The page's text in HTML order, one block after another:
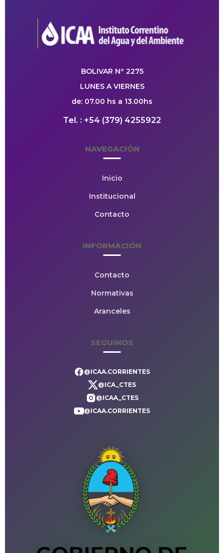
BOLIVAR Nº 2275
LUNES A VIERNES
de: 07.00 hs a 13.00hs
Tel. : +54 (379) 4255922
NAVEGACIÓN
Inicio
Institucional
Contacto
INFORMACIÓN
Contacto
Normativas
Aranceles
SEGUINOS
@ICAA.CORRIENTES
@ICA_CTES
@ICAA_CTES
@ICAA.CORRIENTES